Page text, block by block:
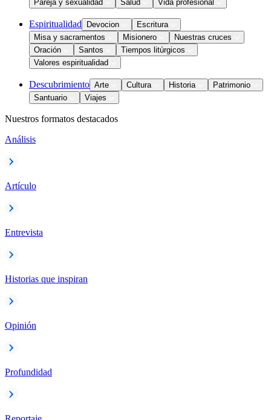
Pareja y sexualidad
Salud Vida profesional
Espiritualidad Devocion
Escritura
Misa y sacramentos
Misionero
Nuestras cruces
Oración
Santos
Tiempos litúrgicos
Valores espiritualidad
Descubrimiento Arte Cultura Historia
Patrimonio
Santuario
Viajes
Nuestros formatos destacados
Análisis
Artículo
Entrevista
Historias que inspiran
Opinión
Profundidad